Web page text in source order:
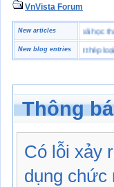
VnVista Forum
New articles
biệt” của Microsoft ♥4 bài
New blog entries
hộ lót Kevlar và lót thép loại
Thông
Có lỗi xảy
dụng chức